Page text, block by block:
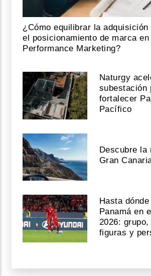
¿Cómo equilibrar la
el posicionamiento de marca en
Performance Marketing?
Naturgy
subestación
fortalecer
Pacífico
Descubre la
Gran
Hasta
Panamá en
2026:
figuras y